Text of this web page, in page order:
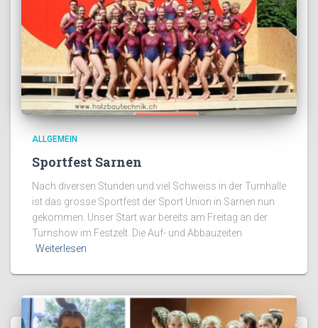
ALLGEMEIN
Sportfest Sarnen
Nach diversen Stunden und viel Schweiss in der Turnhalle
ist das grosse Sportfest der Sport Union in Sarnen nun
gekommen. Unser Start war bereits am Freitag an der
Turnshow im Festzelt. Die Auf- und Abbauzeiten
Weiterlesen